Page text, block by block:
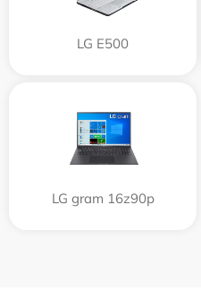
LG E500
LG gram 16z90p